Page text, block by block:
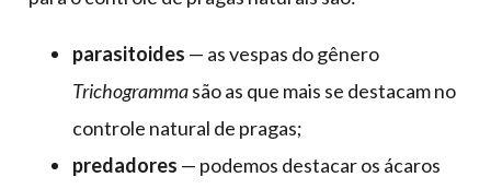
parasitoides — as vespas do gênero
Trichogrammasão as que mais se destacam no
controle natural de pragas;
predadores — podemos destacar os ácaros